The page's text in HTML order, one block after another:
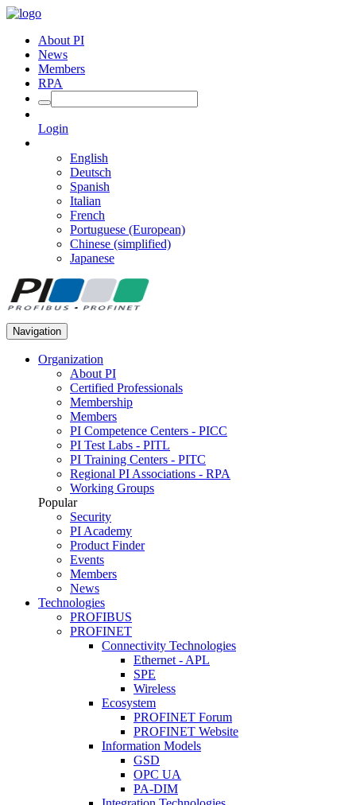
About PI
News
Members
RPA
Login
English
Deutsch
Spanish
Italian
French
Portuguese (European)
Chinese (simplified)
Japanese
Navigation
Organization
About PI
Certified Professionals
Membership
Members
PI Competence Centers - PICC
PI Test Labs - PITL
PI Training Centers - PITC
Regional PI Associations - RPA
Working Groups
Popular
Security
PI Academy
Product Finder
Events
Members
News
Technologies
PROFIBUS
PROFINET
Connectivity Technologies
Ethernet - APL
SPE
Wireless
Ecosystem
PROFINET Forum
PROFINET Website
Information Models
GSD
OPC UA
PA-DIM